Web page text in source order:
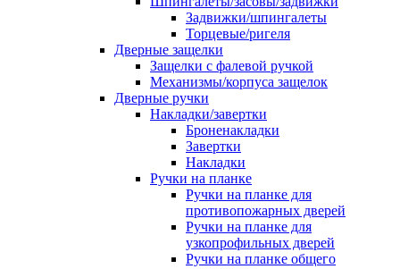
Задвижки/шпингалеты
Торцевые/ригеля
Дверные защелки
Защелки с фалевой ручкой
Механизмы/корпуса защелок
Дверные ручки
Накладки/завертки
Броненакладки
Завертки
Накладки
Ручки на планке
Ручки на планке для
противопожарных дверей
Ручки на планке для
узкопрофильных дверей
Ручки на планке общего